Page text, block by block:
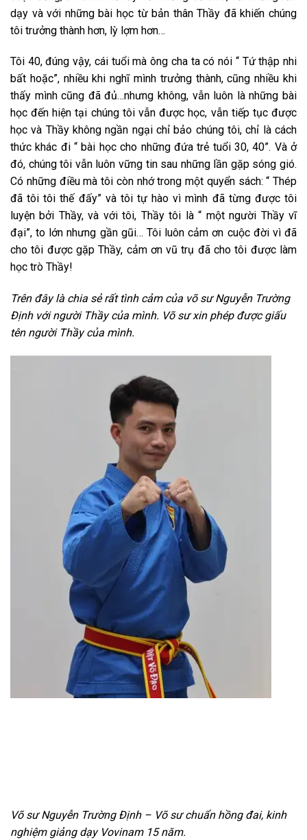
dạy và với những bài học từ bản thân Thầy đã khiến chúng
tôi trưởng thành hơn, lỳ lợm hơn…
Tôi 40, đúng vậy, cái tuổi mà ông cha ta có nói “ Tứ thập nhi
bất hoặc”, nhiều khi nghĩ mình trưởng thành, cũng nhiều khi
thấy mình cũng đã đủ…nhưng không, vẫn luôn là những bài
học đến hiện tại chúng tôi vẫn được học, vẫn tiếp tục được
học và Thầy không ngần ngại chỉ bảo chúng tôi, chỉ là cách
thức khác đi “ bài học cho những đứa trẻ tuổi 30, 40”. Và ở
đó, chúng tôi vẫn luôn vững tin sau những lần gặp sóng gió.
Có những điều mà tôi còn nhớ trong một quyển sách: “ Thép
đã tôi tôi thế đấy” và tôi tự hào vì mình đã từng được tôi
luyện bởi Thầy, và với tôi, Thầy tôi là “ một người Thầy vĩ
đại”, to lớn nhưng gần gũi… Tôi luôn cảm ơn cuộc đời vì đã
cho tôi được gặp Thầy, cảm ơn vũ trụ đã cho tôi được làm
học trò Thầy!
Trên đây là chia sẻ rất tình cảm của võ sư Nguyễn Trường
Định với người Thầy của mình. Võ sư xin phép được giấu
tên người Thầy của mình.
Võ sư Nguyễn Trường Định – Võ sư chuẩn hồng đai, kinh
nghiệm giảng dạy Vovinam 15 năm.